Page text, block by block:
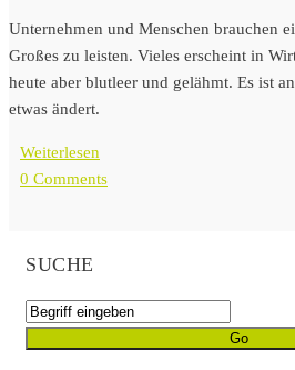
Unternehmen und Menschen brauchen
Großes zu leisten. Vieles erscheint in
heute aber blutleer und gelähmt. Es ist
etwas ändert.
Weiterlesen
0 Comments
SUCHE